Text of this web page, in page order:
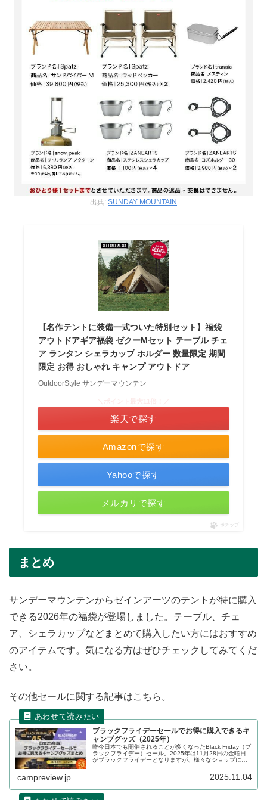
出典: SUNDAY MOUNTAIN
【名作テントに装備一式ついた特別セット】福袋
アウトドアギア福袋 ゼクーMセット テーブル チェ
ア ランタン シェラカップ ホルダー 数量限定 期間
限定 お得 おしゃれ キャンプ アウトドア
OutdoorStyle サンデーマウンテン
Amazonで探す
楽天で探す
Yahooで探す
メルカリで探す
ポチップ
まとめ
サンデーマウンテンからゼインアーツのテントが特に購入
できる2026年の福袋が登場しました。テーブル、チェ
ア、シェラカップなどまとめて購入したい方にはおすすめ
のアイテムです。気になる方はぜひチェックしてみてくだ
さい。
その他セールに関する記事はこちら。
ブラックフライデーセールでお得に購入できるキ
ャンプグッズ（2025年）
昨今日本でも開催されることが多くなったBlack Friday（ブ
ラックフライデー）セール。2025年は11月28日の金曜日
がブラックフライデーとなりますが、様々なショップにお
セールでお得に購入できるキャンプグッズをまとめます。
campreview.jp 2025.11.04